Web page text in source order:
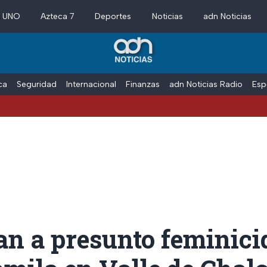
Azteca 7 Deportes Noticias adn Noticias
Seguridad Internacional Finanzas adn Noticias Radio
a presunto